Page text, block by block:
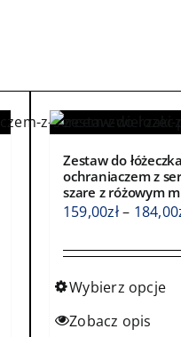
Zestaw do
ochraniaczem z
szare z różowym
159,00zł– 184,00
Wybierz opcje
Ten
Zobacz opis